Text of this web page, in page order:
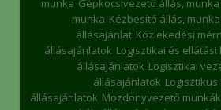
munka Gépkocsivezető állás, munka
munka Kézbesítő állás, munka
állásajánlat Közlekedési
állásajánlatok Logisztikai és
állásajánlatok Logisztikai
állásajánlatok
állásajánlatok Mozdonyvezető